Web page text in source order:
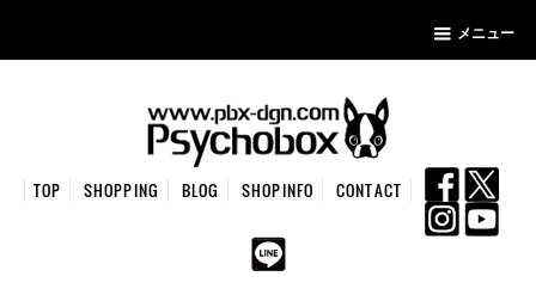
メニュー
TOP SHOPPING BLOG SHOPINFO CONTACT